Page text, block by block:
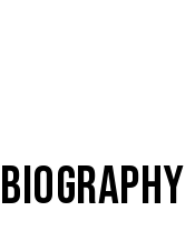
BIOGRAPHY